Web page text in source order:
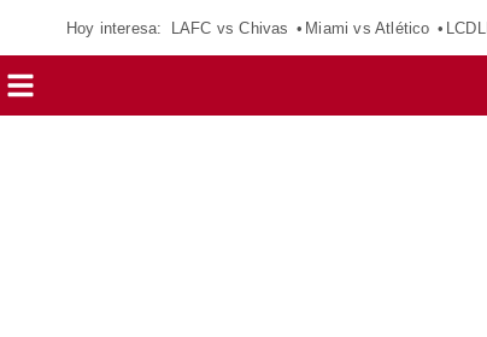
Hoy interesa: LAFC vs Chivas Miami vs Atlético